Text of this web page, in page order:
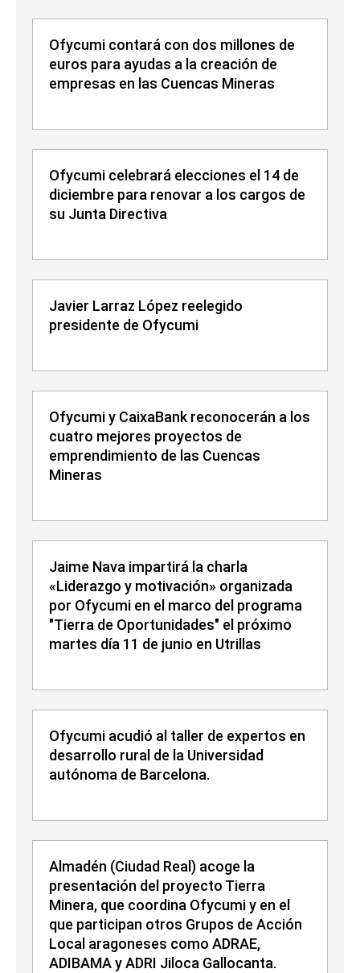
Ofycumi contará con dos millones de
euros para ayudas a la creación de
empresas en las Cuencas Mineras
Ofycumi celebrará elecciones el 14 de
diciembre para renovar a los cargos de
su Junta Directiva
Javier Larraz López reelegido
presidente de Ofycumi
Ofycumi y CaixaBank reconocerán a los
cuatro mejores proyectos de
emprendimiento de las Cuencas
Mineras
Jaime Nava impartirá la charla
«Liderazgo y motivación» organizada
por Ofycumi en el marco del programa
"Tierra de Oportunidades" el próximo
martes día 11 de junio en Utrillas
Ofycumi acudió al taller de expertos en
desarrollo rural de la Universidad
autónoma de Barcelona.
Almadén (Ciudad Real) acoge la
presentación del proyecto Tierra
Minera, que coordina Ofycumi y en el
que participan otros Grupos de Acción
Local aragoneses como ADRAE,
ADIBAMA y ADRI Jiloca Gallocanta.